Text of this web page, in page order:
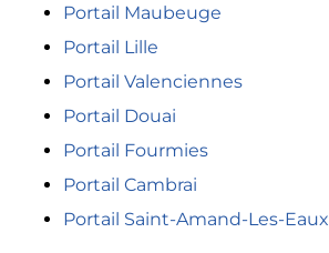
Portail Maubeuge
Portail Lille
Portail Valenciennes
Portail Douai
Portail Fourmies
Portail Cambrai
Portail Saint-Amand-Les-Eaux